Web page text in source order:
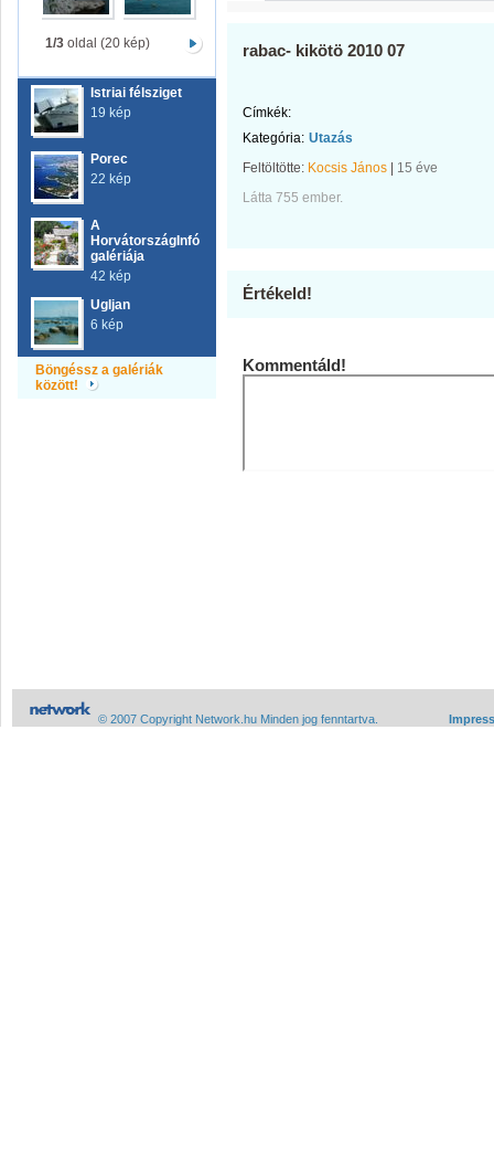
1/3oldal (20 kép)
Istriai félsziget
19 kép
Porec
22 kép
A
HorvátországInfó
galériája
42 kép
Ugljan
6 kép
Böngéssz a galériák
között!
rabac- kikötö 2010 07
Címkék:
Kategória: Utazás
Feltöltötte: Kocsis János
15 éve
Látta 755 ember.
Értékeld!
Kommentáld!
© 2007 Copyright Network.hu Minden jog fenntartva.